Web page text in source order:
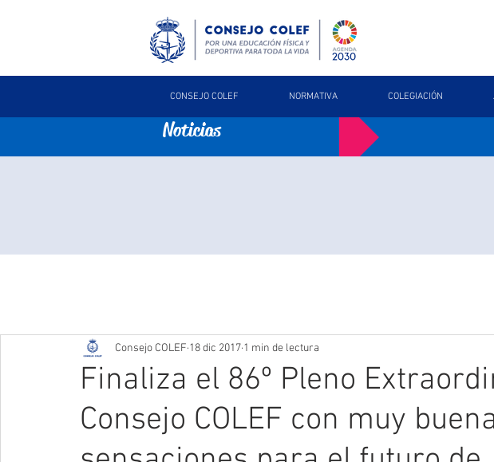
CONSEJO COLEF NORMATIVA COLEGIACIÓN
Noticias
Finaliza el 86º Pleno
Consejo COLEF con muy
Consejo COLEF 18 dic 2017 1 min de lectura